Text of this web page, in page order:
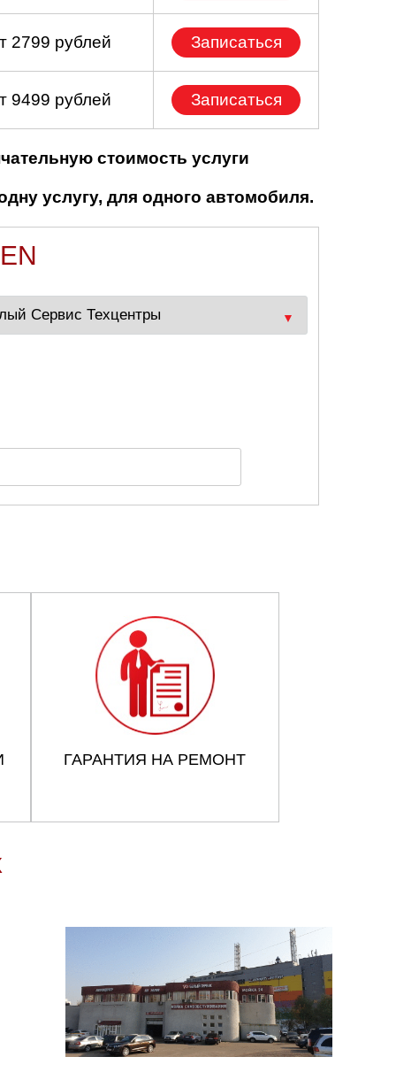
2799 рублей Записаться
9499 рублей Записаться
стоимость услуги
услугу, для одного автомобиля.
ГАРАНТИЯ НА РЕМОНТ